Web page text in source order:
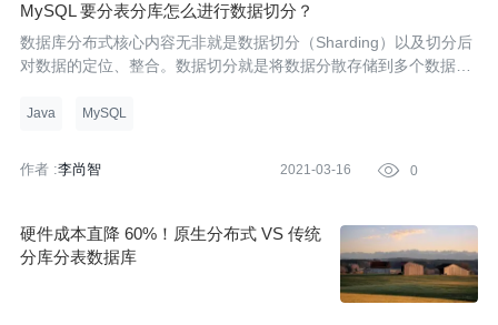
MySQL 要分表分库怎么进行数据切分？
数据库分布式核心内容无非就是数据切分（Sharding）以及切分后
对数据的定位、整合。数据切分就是将数据分散存储到多个数据库
一数据库的性能问题，从而达到提升数据库操作性能的目的。
Java MySQL
作者 :李尚智 2021-03-16  0
硬件成本直降 60%！原生分布式 VS 传统
分库分表数据库